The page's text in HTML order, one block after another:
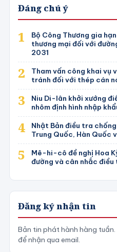
Đáng chú ý
Bộ Công Thương gia
thương mại đối với
2031
Tham vấn công khai vụ
tránh đối với thép cán
Niu Di-lân khởi xướng
nhôm định hình nhập
Nhật Bản điều tra
Trung Quốc, Hàn Quốc
Mê-hi-cô đề nghị Hoa
đường và cân nhắc
Đăng ký nhận tin
Bản tin phát hành hàng tuần.
để nhận qua email.